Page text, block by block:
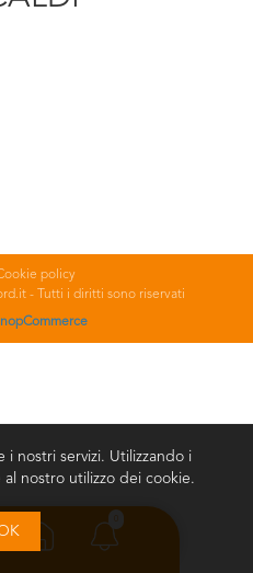
policy
- Tutti i diritti sono riservati
nopCommerce
i nostri servizi. Utilizzando i
nostro utilizzo dei cookie.